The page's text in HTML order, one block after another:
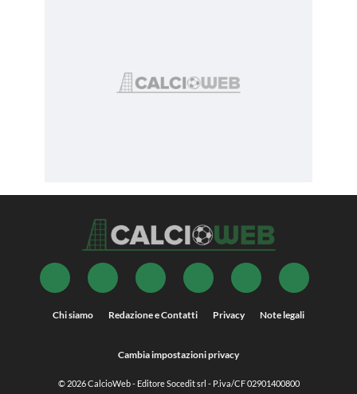
Chi siamo Redazione e Contatti Privacy Note legali
Cambia impostazioni privacy
© 2026CalcioWeb- Editore Socedit srl - P.iva/CF 02901400800